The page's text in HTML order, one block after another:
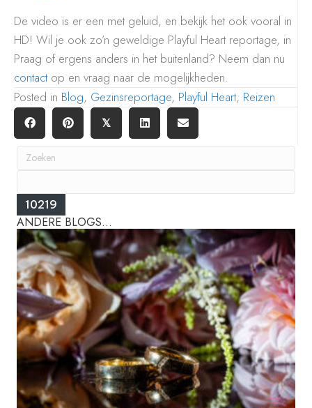
De video is er een met geluid, en bekijk het ook vooral in
HD! Wil je ook zo’n geweldige Playful Heart reportage, in
Praag of ergens anders in het buitenland? Neem dan nu
contactop en vraag naar de mogelijkheden.
Posted in Blog, Gezinsreportage, Playful Heart, Reizen
𝕏
ANDERE BLOGS...